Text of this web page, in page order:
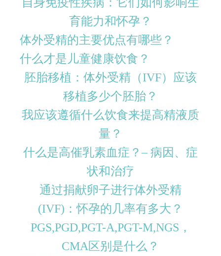
育能力和怀孕？
体外受精的主要优点有哪些？
什么才是儿童健康饮食？
胚胎移植：体外受精（IVF）应该
移植多少个胚胎？
我应该遵循什么饮食来提高精液质
量？
什么是高催乳素血症？– 病因、症
状和治疗
通过捐献卵子进行体外受精
(IVF)：怀孕的几率有多大？
PGS,PGD,PGT-A,PGT-M,NGS，
CMA区别是什么？